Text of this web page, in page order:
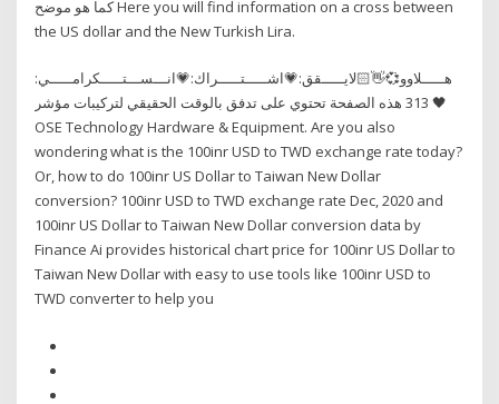
كما هو موضح Here you will find information on a cross between
the US dollar and the New Turkish Lira.
هـــــلاوو💞👋🏻لايـــــقق:💗اشـــــتـــــراك:💗انـــســـتـــــكرامـــــي:
🖤 313 هذه الصفحة تحتوي على تدفق بالوقت الحقيقي لتركيبات مؤشر
OSE Technology Hardware & Equipment. Are you also
wondering what is the 100inr USD to TWD exchange rate today?
Or, how to do 100inr US Dollar to Taiwan New Dollar
conversion? 100inr USD to TWD exchange rate Dec, 2020 and
100inr US Dollar to Taiwan New Dollar conversion data by
Finance Ai provides historical chart price for 100inr US Dollar to
Taiwan New Dollar with easy to use tools like 100inr USD to
TWD converter to help you